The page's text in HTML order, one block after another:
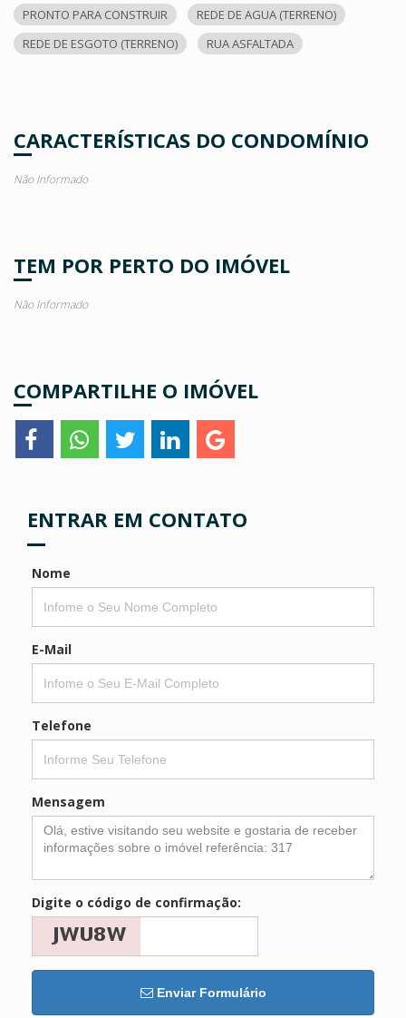
PRONTO PARA CONSTRUIR
REDE DE AGUA (TERRENO)
REDE DE ESGOTO (TERRENO)
RUA ASFALTADA
CARACTERÍSTICAS DO CONDOMÍNIO
Não Informado
TEM POR PERTO DO IMÓVEL
Não Informado
COMPARTILHE O IMÓVEL
ENTRAR EM CONTATO
Nome
E-Mail
Telefone
Mensagem
Digite o código de confirmação:
Enviar Formulário